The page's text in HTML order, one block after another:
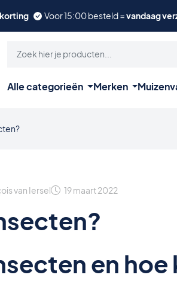
Voor 15:00 besteld =vandaag
Alle categorieën Merken
van Iersel 19 maart 2022
en hoe